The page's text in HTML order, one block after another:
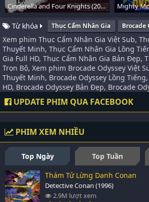
Cinderella and Four Knights (2016)
Từ khóa Thục Cẩm Nhân Gia Brocade
Xem phim Thục Cẩm Nhân Gia Việt Sub,
Thuyết Minh, Thục Cẩm Nhân Gia Lồng
Gia Full HD, Thục Cẩm Nhân Gia Bản Đẹp,
Trọn Bộ, Xem phim Brocade Odyssey Việt
Thuyết Minh, Brocade Odyssey Lồng
HD, Brocade Odyssey Bản Đẹp, Brocade
UPDATE PHIM QUA FACEBOOK
PHIM XEM NHIỀU
Top Ngày Top Tuần
Thám Tử Lừng Danh Conan
Detective Conan (1996)
2.9M lượt xem